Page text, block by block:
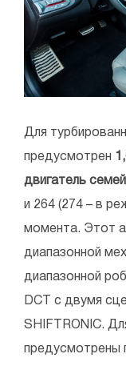
Для
предусмотрен
двигатель
и 264 (274 – в
момента. Этот
диапазонной
диапазонной
DCT с двумя
SHIFTRONIC.
предусмотрены